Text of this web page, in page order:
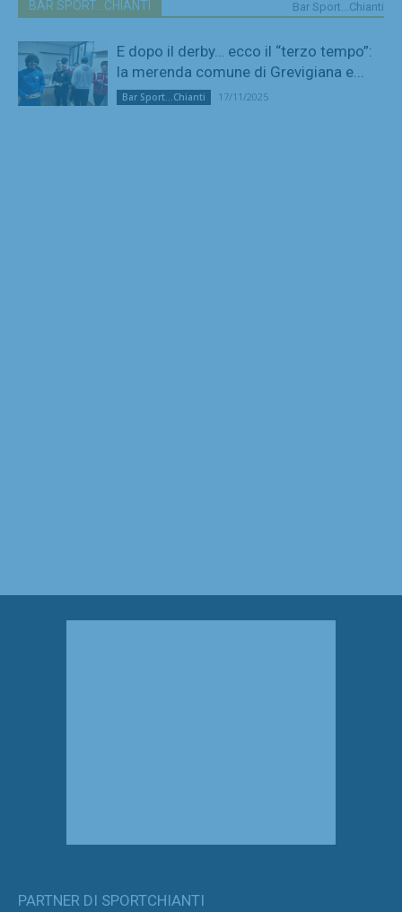
BAR SPORT...CHIANTI Bar Sport...Chianti
E dopo il derby… ecco il “terzo tempo”:
la merenda comune di Grevigiana e...
Bar Sport...Chianti 17/11/2025
PARTNER DI SPORTCHIANTI